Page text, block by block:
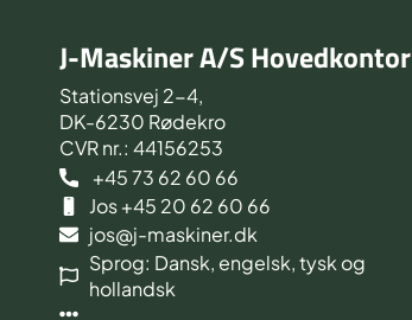
J-Maskiner A/S Hovedkontor
Stationsvej 2-4,
DK-6230 Rødekro
CVR nr.: 44156253
+45 73 62 60 66
Jos +45 20 62 60 66
jos@j-maskiner.dk
Sprog: Dansk, engelsk, tysk og
hollandsk